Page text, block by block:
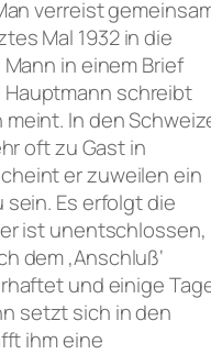
verreist
Mal 1932 in die
in einem Brief
Hauptmann schreibt
In den
oft zu Gast in
er zuweilen ein
Es erfolgt die
ist unentschlossen,
dem ‚Anschluß‘
und einige
setzt sich in den
ihm eine